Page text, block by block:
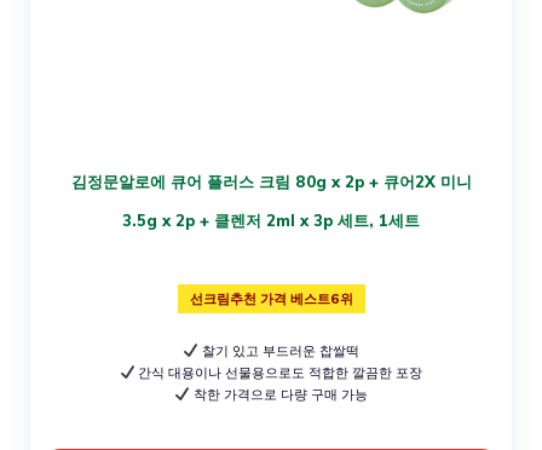
김정문알로에 큐어 플러스 크림 80g x 2p + 큐어2X 미니
3.5g x 2p + 클렌저 2ml x 3p 세트, 1세트
선크림추천 가격 베스트6위
찰기 있고 부드러운 찹쌀떡
간식 대용이나 선물용으로도 적합한 깔끔한 포장
착한 가격으로 다량 구매 가능